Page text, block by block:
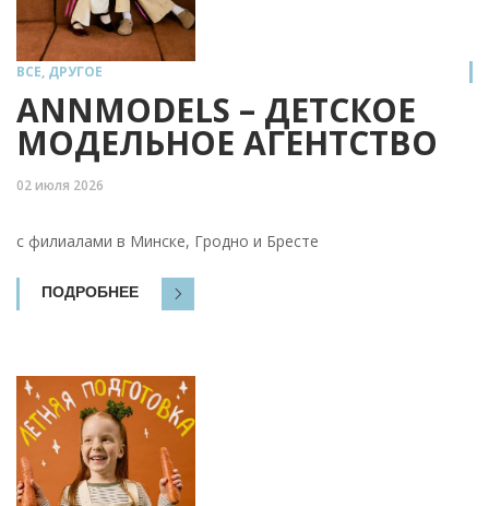
ВСЕ, ДРУГОЕ
ANNMODELS – ДЕТСКОЕ
МОДЕЛЬНОЕ АГЕНТСТВО
02 июля 2026
с филиалами в Минске, Гродно и Бресте
ПОДРОБНЕЕ